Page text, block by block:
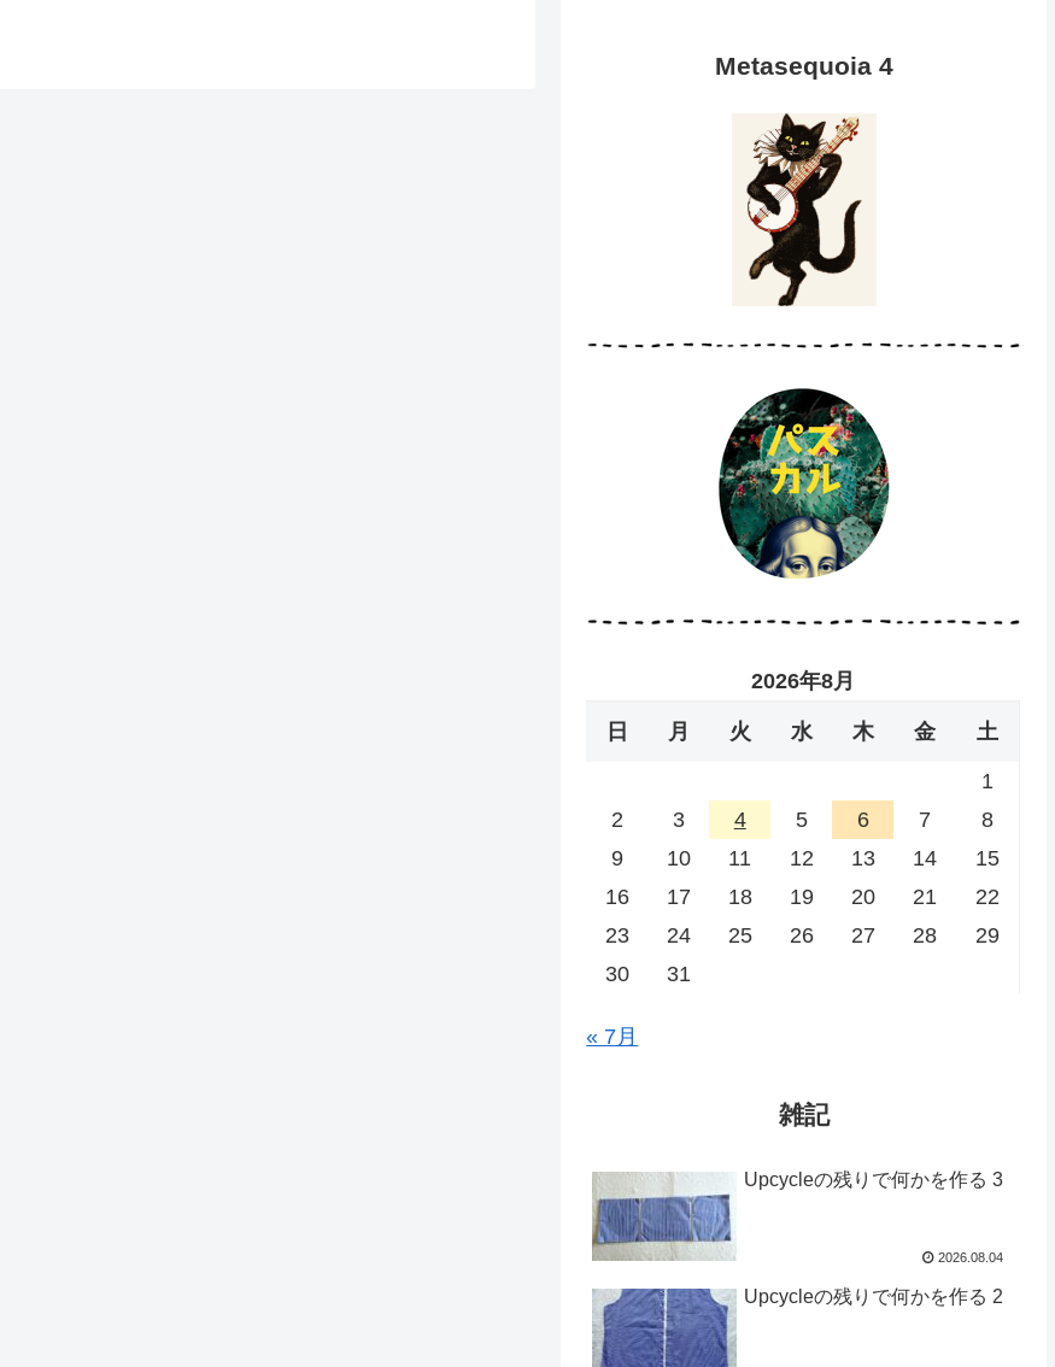
Metasequoia 4
2026年8月
日 月 火 水 木 金 土
1
2
3 4 5 6 7
8
9
10 11 12 13 14
15
16
17 18 19 20 21
22
23
24 25 26 27 28
29
30
31
« 7月
雑記
Upcycleの残りで何かを作る 3
2026.08.04
Upcycleの残りで何かを作る 2